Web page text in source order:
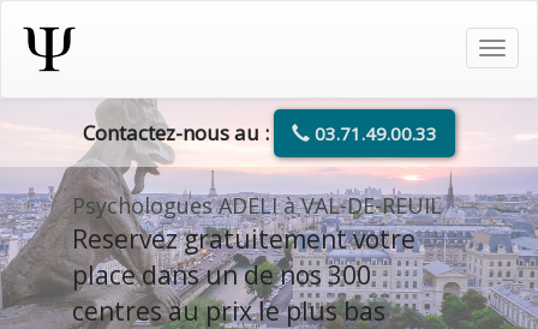
Contactez-nous au : 03.71.49.00.33
Psychologues ADELI à VAL-DE-REUIL
Reservez gratuitement votre
place dans un de nos 300
centres au prix le plus bas